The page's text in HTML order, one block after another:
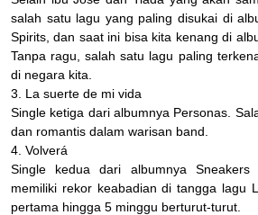
salah satu lagu yang paling disukai di
Spirits, dan saat ini bisa kita kenang di
Tanpa ragu, salah satu lagu paling
di negara kita.
3. La suerte de mi vida
Single ketiga dari albumnya Personas.
dan romantis dalam warisan band.
4. Volverá
Single kedua dari albumnya Sneakers
memiliki rekor keabadian di tangga lagu
pertama hingga 5 minggu berturut-turut.